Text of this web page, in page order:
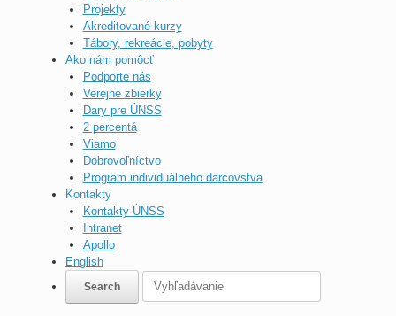
Projekty
Akreditované kurzy
Tábory, rekreácie, pobyty
Ako nám pomôcť
Podporte nás
Verejné zbierky
Dary pre ÚNSS
2 percentá
Viamo
Dobrovoľníctvo
Program individuálneho darcovstva
Kontakty
Kontakty ÚNSS
Intranet
Apollo
English